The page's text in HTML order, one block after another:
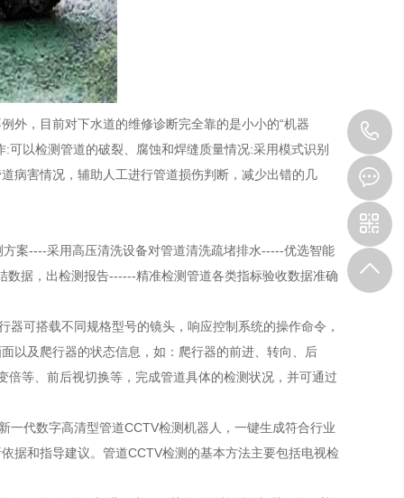
，目前对下水道的维修诊断完全靠的是小小的“机器
以检测管道的破裂、腐蚀和焊缝质量情况:采用模式识别
病害情况，辅助人工进行管道损伤判断，减少出错的几
----采用高压清洗设备对管道清洗疏堵排水-----优选智能
据，出检测报告------精准检测管道各类指标验收数据准确
可搭载不同规格型号的镜头，响应控制系统的操作命令，
以及爬行器的状态信息，如：爬行器的前进、转向、后
等、前后视切换等，完成管道具体的检测状况，并可通过
代数字高清型管道CCTV检测机器人，一键生成符合行业
据和指导建议。管道CCTV检测的基本方法主要包括电视检